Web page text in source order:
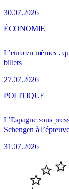
30.07.2026
L’euro en mèmes :
billets
27.07.2026
ÉCONOMIE
L’Espagne sous
Schengen à l’épreuve
31.07.2026
POLITIQUE